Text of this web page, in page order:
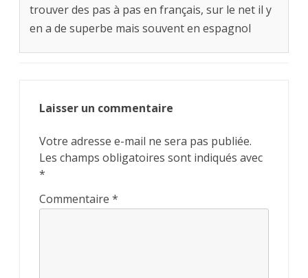
trouver des pas à pas en français, sur le net il y
en a de superbe mais souvent en espagnol
Laisser un commentaire
Votre adresse e-mail ne sera pas publiée.
Les champs obligatoires sont indiqués avec
*
Commentaire *